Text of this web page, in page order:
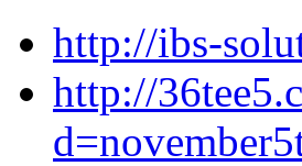
http://ibs-
http://